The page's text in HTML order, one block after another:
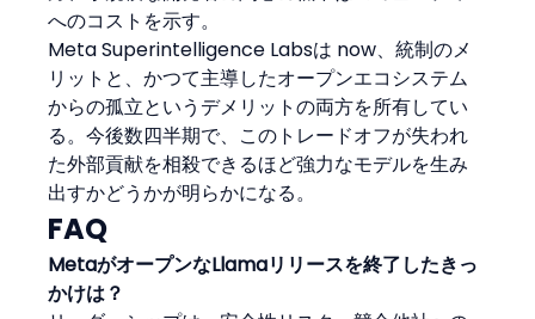
へのコストを示す。
Meta Superintelligence Labsは now、統制のメ
リットと、かつて主導したオープンエコシステム
からの孤立というデメリットの両方を所有してい
る。今後数四半期で、このトレードオフが失われ
た外部貢献を相殺できるほど強力なモデルを生み
出すかどうかが明らかになる。
FAQ
MetaがオープンなLlamaリリースを終了したきっ
かけは？